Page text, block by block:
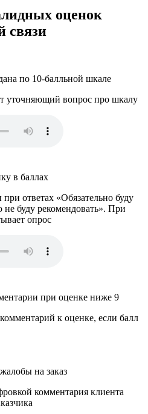
оценок
связи
по 10-балльной шкале
уточняющий вопрос про шкалу
в баллах
ответах «Обязательно буду
не буду рекомендовать». При
опрос
при оценке ниже 9
к оценке, если балл
на заказ
комментария клиента